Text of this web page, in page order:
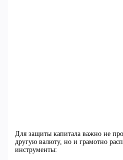
Для защиты капитала важно не
другую валюту, но и грамотно
инструменты: